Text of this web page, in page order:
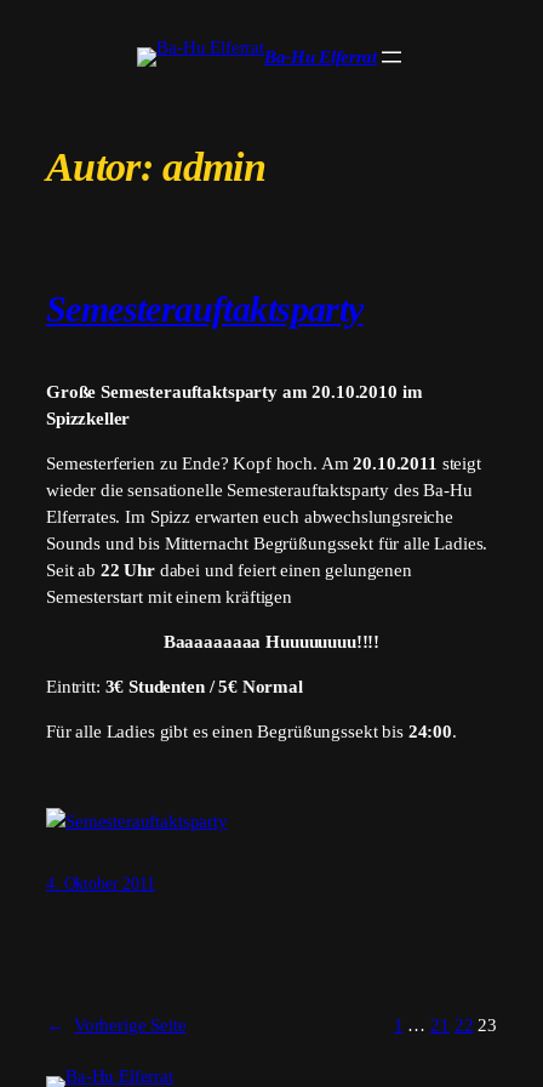
Ba-Hu Elferrat
Autor:admin
Semesterauftaktsparty
Große Semesterauftaktsparty am 20.10.2010 im
Spizzkeller
Semesterferien zu Ende? Kopf hoch. Am20.10.2011 steigt
wieder die sensationelle Semesterauftaktsparty des Ba-Hu
Elferrates. Im Spizz erwarten euch abwechslungsreiche
Sounds und bis Mitternacht Begrüßungssekt für alle Ladies.
Seit ab 22 Uhrdabei und feiert einen gelungenen
Semesterstart mit einem kräftigen
Baaaaaaaaa Huuuuuuuu!!!!
Eintritt: 3€ Studenten / 5€ Normal
Für alle Ladies gibt es einen Begrüßungssekt bis 24:00.
4. Oktober 2011
← Vorherige Seite 1 … 21 22 23